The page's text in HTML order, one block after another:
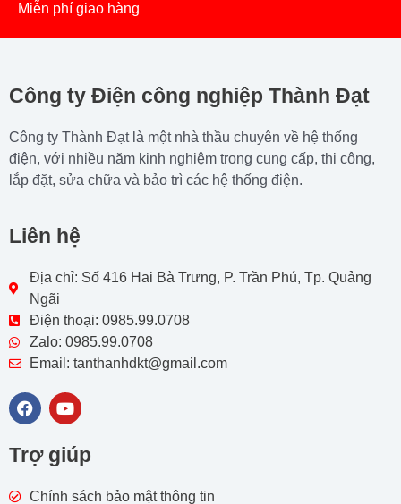
Miễn phí giao hàng
Công ty Điện công nghiệp Thành Đạt
Công ty Thành Đạt là một nhà thầu chuyên về hệ thống
điện, với nhiều năm kinh nghiệm trong cung cấp, thi công,
lắp đặt, sửa chữa và bảo trì các hệ thống điện.
Liên hệ
Địa chỉ: Số 416 Hai Bà Trưng, P. Trần Phú, Tp. Quảng
Ngãi
Điện thoại: 0985.99.0708
Zalo: 0985.99.0708
Email: tanthanhdkt@gmail.com
F
a
e
b
o
Y
o
t
u
e
Trợ giúp
Chính sách bảo mật thông tin